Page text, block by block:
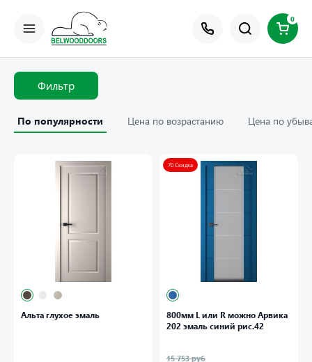
0
Фильтр
По популярности Цена по возрастанию Цена по
Альта глухое эмаль
70 Скидка
800мм L или R можно Арвика
202 эмаль синий рис.42
15 753 руб